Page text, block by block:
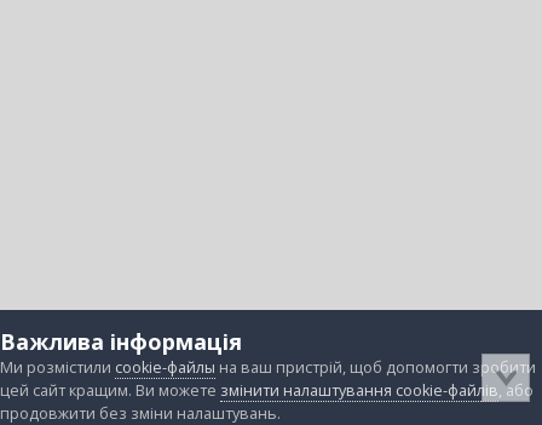
Важлива інформація
Ми розмістили cookie-файлы на ваш пристрій, щоб допомогти зробити
цей сайт кращим. Ви можете змінити налаштування cookie-файлів, або
продовжити без зміни налаштувань.